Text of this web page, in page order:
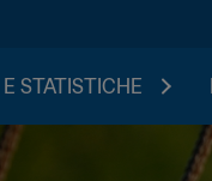
STATISTICHE